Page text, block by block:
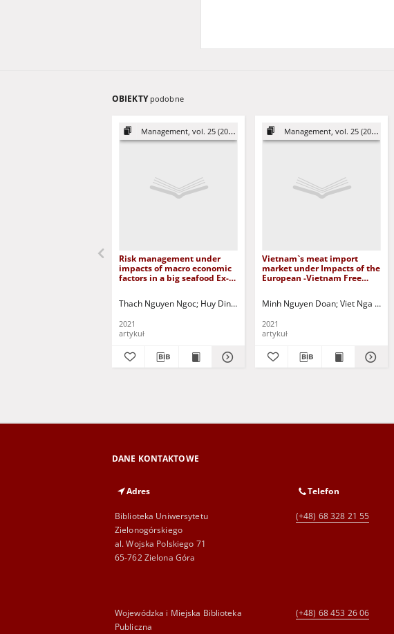
OBIEKTY podobne
Management, vol. 25 (2021)
Risk management under
impacts of macro economic
factors in a big seafood Ex-
Vietnam
Thach Nguyen Ngoc Huy Dinh Tran Ngoc Stankiewicz, Janina - red. nacz.
2021
artykuł
Management, vol. 25 (2021)
Vietnam`s meat import
market under Impacts of the
European -Vietnam Free
demand
Minh Nguyen Doan Viet Nga Le Thi
2021
artykuł
DANE KONTAKTOWE
Adres
Biblioteka Uniwersytetu
Zielonogórskiego
al. Wojska Polskiego 71
65-762 Zielona Góra
Telefon
(+48) 68 328 21 55
Wojewódzka i Miejska Biblioteka
Publiczna
(+48) 68 453 26 06